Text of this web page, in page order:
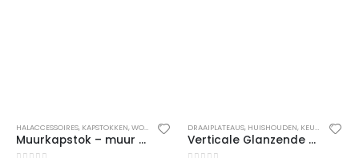
HALACCESSOIRES, KAPSTOKKEN,WONEN ,WOONACCESSOIRES
Muurkapstok – muur kapstok hangend – met 9 haken – boom – metaal – 100 x 15 x 9 cm – zwart
DRAAIPLATEAUS, HUISHOUDEN, KEUKENKASTORGANIZERS
Verticale Glanzende Papieren Handdoekhouder / Been Metalen Rol Servethouder / Zwarte Metalen Papieren Handdoekhouder / Keukenpapierrol Handdoekhouder / 27,5 x 15 cm